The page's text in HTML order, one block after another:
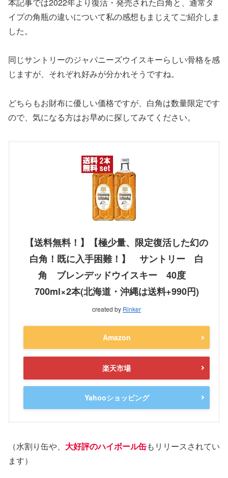
イプの角瓶の違いについて私の感想もまじえてご紹介しま
した。
同じサントリーのジャパニーズウイスキーらしい骨格を感
じますが、それぞれ好みが分かれそうですね。
どちらもお財布に優しい価格ですが、白角は数量限定です
ので、気になる方はお早めに探してみてください。
【送料無料！】【極少量、限定復活した幻の
白角！既に入手困難！】 サントリー 白
角 ブレンデッドウイスキー 40度
700ml×2本(北海道・沖縄は送料+990円)
created by Rinker
Amazon
楽天市場
Yahooショッピング
（水割り缶や、 大好評のハイボール缶もリリースされてい
ます）